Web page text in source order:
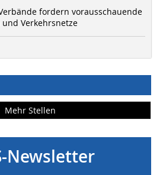
fordern vorausschauende
Verkehrsnetze
Mehr Stellen
Newsletter